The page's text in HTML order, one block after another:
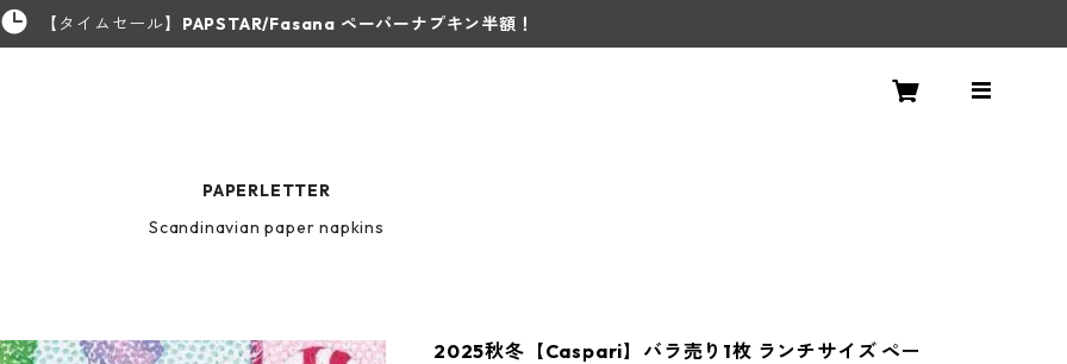
【タイムセール】 PAPSTAR/Fasana ペーパーナプキン半額！
PAPERLETTER
Scandinavian paper napkins
2025秋冬【Caspari】バラ売り1枚 ランチサイズ ペー